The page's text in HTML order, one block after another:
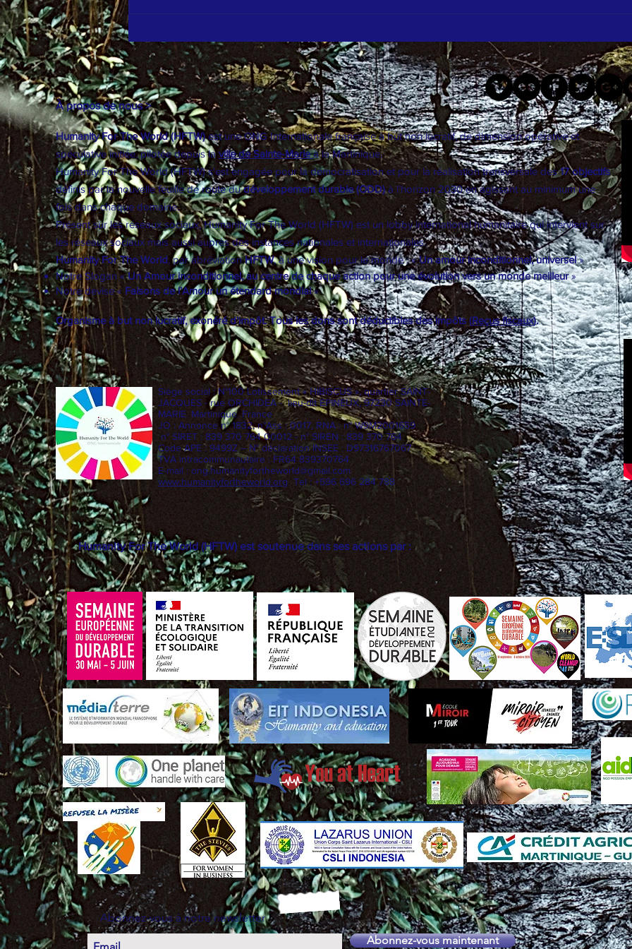
impératif pour transformer le monde
de Martinique rencontrent la science de
demain
À propos de nous >
Humanity For The World (HFTW)est une ONG Internationale française à but non lucratif, de dimension opérative et
spéculative initiée, pilotée depuis la ville de Sainte-Marieà la Martinique.
Humanity For The World (HFTW) s'est engagée pour la démocratisation et pour la réalisation transversale des17 objectifs
définis par la nouvelle feuille de route dudéveloppement durable (ODD)à l’horizon 2030 en agissant au minimum une
fois dans chaque domaine.
Présent sur les réseaux sociaux, Humanity For The World (HFTW) est un lobby internationalhumanitaire qui intervient sur
les réseaux sociaux mais aussi auprès des instances nationales et internationales.
Humanity For The World, par abréviationHFTW, à une vision pour le monde : «Un amour inconditionnel, universel»
Notre Slogan «Un Amour inconditionnel, au centre de chaque action pour une évolution vers un monde meilleur»
Notre devise « Faisons de l’Amour un étendard mondial»
Organisme à but non lucratif, exonéré d'impôt. Tous les dons sont déductibles des impôts (Reçus fiscaux).
Siège social : N°100 Lotissement « HIBISCUS », quartier SAINT-
JACQUES - rue ORCHIDEA - lieu-dit EPINEUX, 97230 SAINTE-
MARIE. Martinique. France
JO : Annonce n° 1832, n°Ass : 0017, RNA : n° W9M2001659
n° SIRET : 839 370 764 00012 - n° SIREN : 839 370 764
Code APE : 9499Z – N° déclaration INSEE : D97316767067
TVA intracommunautaire : FR64 839370764
E-mail : ong.humanityfortheworld@gmail.com
www.humanityfortheworld.org Tel : +596 696 284 788
Humanity For The World (HFTW) est soutenue dans ses actions par :
Abonnez-vous à notre newsletter
Abonnez-vous maintenant